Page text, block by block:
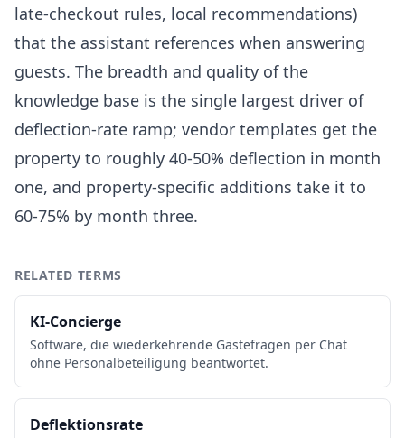
late-checkout rules, local recommendations)
that the assistant references when answering
guests. The breadth and quality of the
knowledge base is the single largest driver of
deflection-rate ramp; vendor templates get the
property to roughly 40-50% deflection in month
one, and property-specific additions take it to
60-75% by month three.
RELATED TERMS
KI-Concierge
Software, die wiederkehrende Gästefragen per Chat
ohne Personalbeteiligung beantwortet.
Deflektionsrate